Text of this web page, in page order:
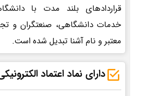
قراردادهای بلند مدت با
خدمات دانشگاهی، صنعتگران و
معتبر و نام آشنا تبدیل شده است.
دارای نماد اعتماد